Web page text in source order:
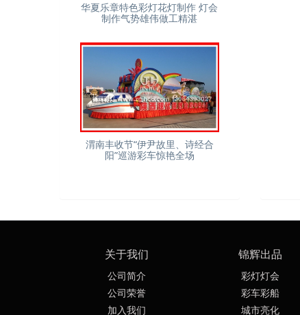
华夏乐章特色彩灯花灯制作 灯会
制作气势雄伟做工精湛
渭南丰收节“伊尹故里、诗经合
阳”巡游彩车惊艳全场
关于我们
公司简介
公司荣誉
加入我们
锦辉出品
彩灯灯会
彩车彩船
城市亮化